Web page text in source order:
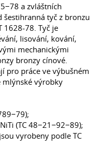
a zvláštních
tyč z bronzu
1628-78. Tyč je
lisování, kování,
mechanickými
bronzy cínové.
pro práce ve výbušném
mlýnské výrobky
(TC 48−21−92−89);
vyrobeny podle TC